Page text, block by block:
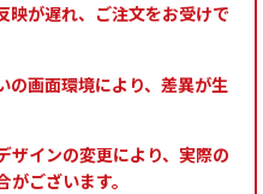
映が遅れ、ご注文をお受けで
の画面環境により、差異が生
ザインの変更により、実際の
ございます。